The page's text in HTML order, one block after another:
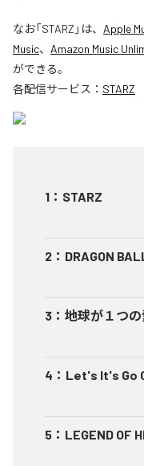
なお「STARZ 」は、 Apple
Music、 Amazon Music
ができる。
各配信サービス： STARZ
1 ： STARZ
2 ： DRAGON
3 ： 地球が１つ
4 ： Let's It's Go
5 ： LEGEND OF